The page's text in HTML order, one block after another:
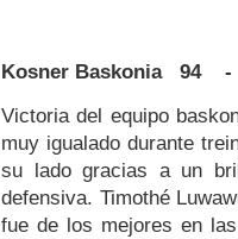
Kosner Baskonia 94
Victoria del equipo
muy igualado durante
su lado gracias a un
defensiva. Timothé
fue de los mejores en